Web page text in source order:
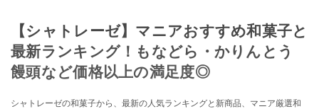
【シャトレーゼ】マニアおすすめ和菓子と
最新ランキング！もなどら・かりんとう
饅頭など価格以上の満足度◎
シャトレーゼの和菓子から、最新の人気ランキングと新商品、マニア厳選和